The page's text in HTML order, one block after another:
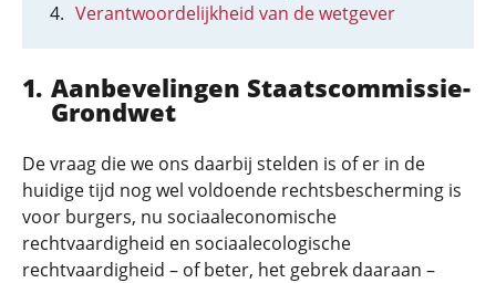
Verantwoordelijkheid van de wetgever
Aanbevelingen Staatscommissie-
Grondwet
De vraag die we ons daarbij stelden is of er in de
huidige tijd nog wel voldoende rechtsbescherming is
voor burgers, nu sociaaleconomische
rechtvaardigheid en sociaalecologische
rechtvaardigheid – of beter, het gebrek daaraan –